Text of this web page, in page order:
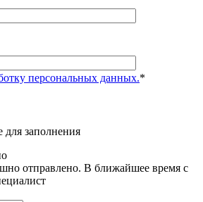
персональных данных.*
для заполнения
отправлено. В ближайшее время с